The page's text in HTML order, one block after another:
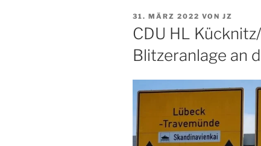
VERÖFFENTLICHT
AM
31. MÄRZ 2022 VON JZ
CDU HL
Blitzeranlage an